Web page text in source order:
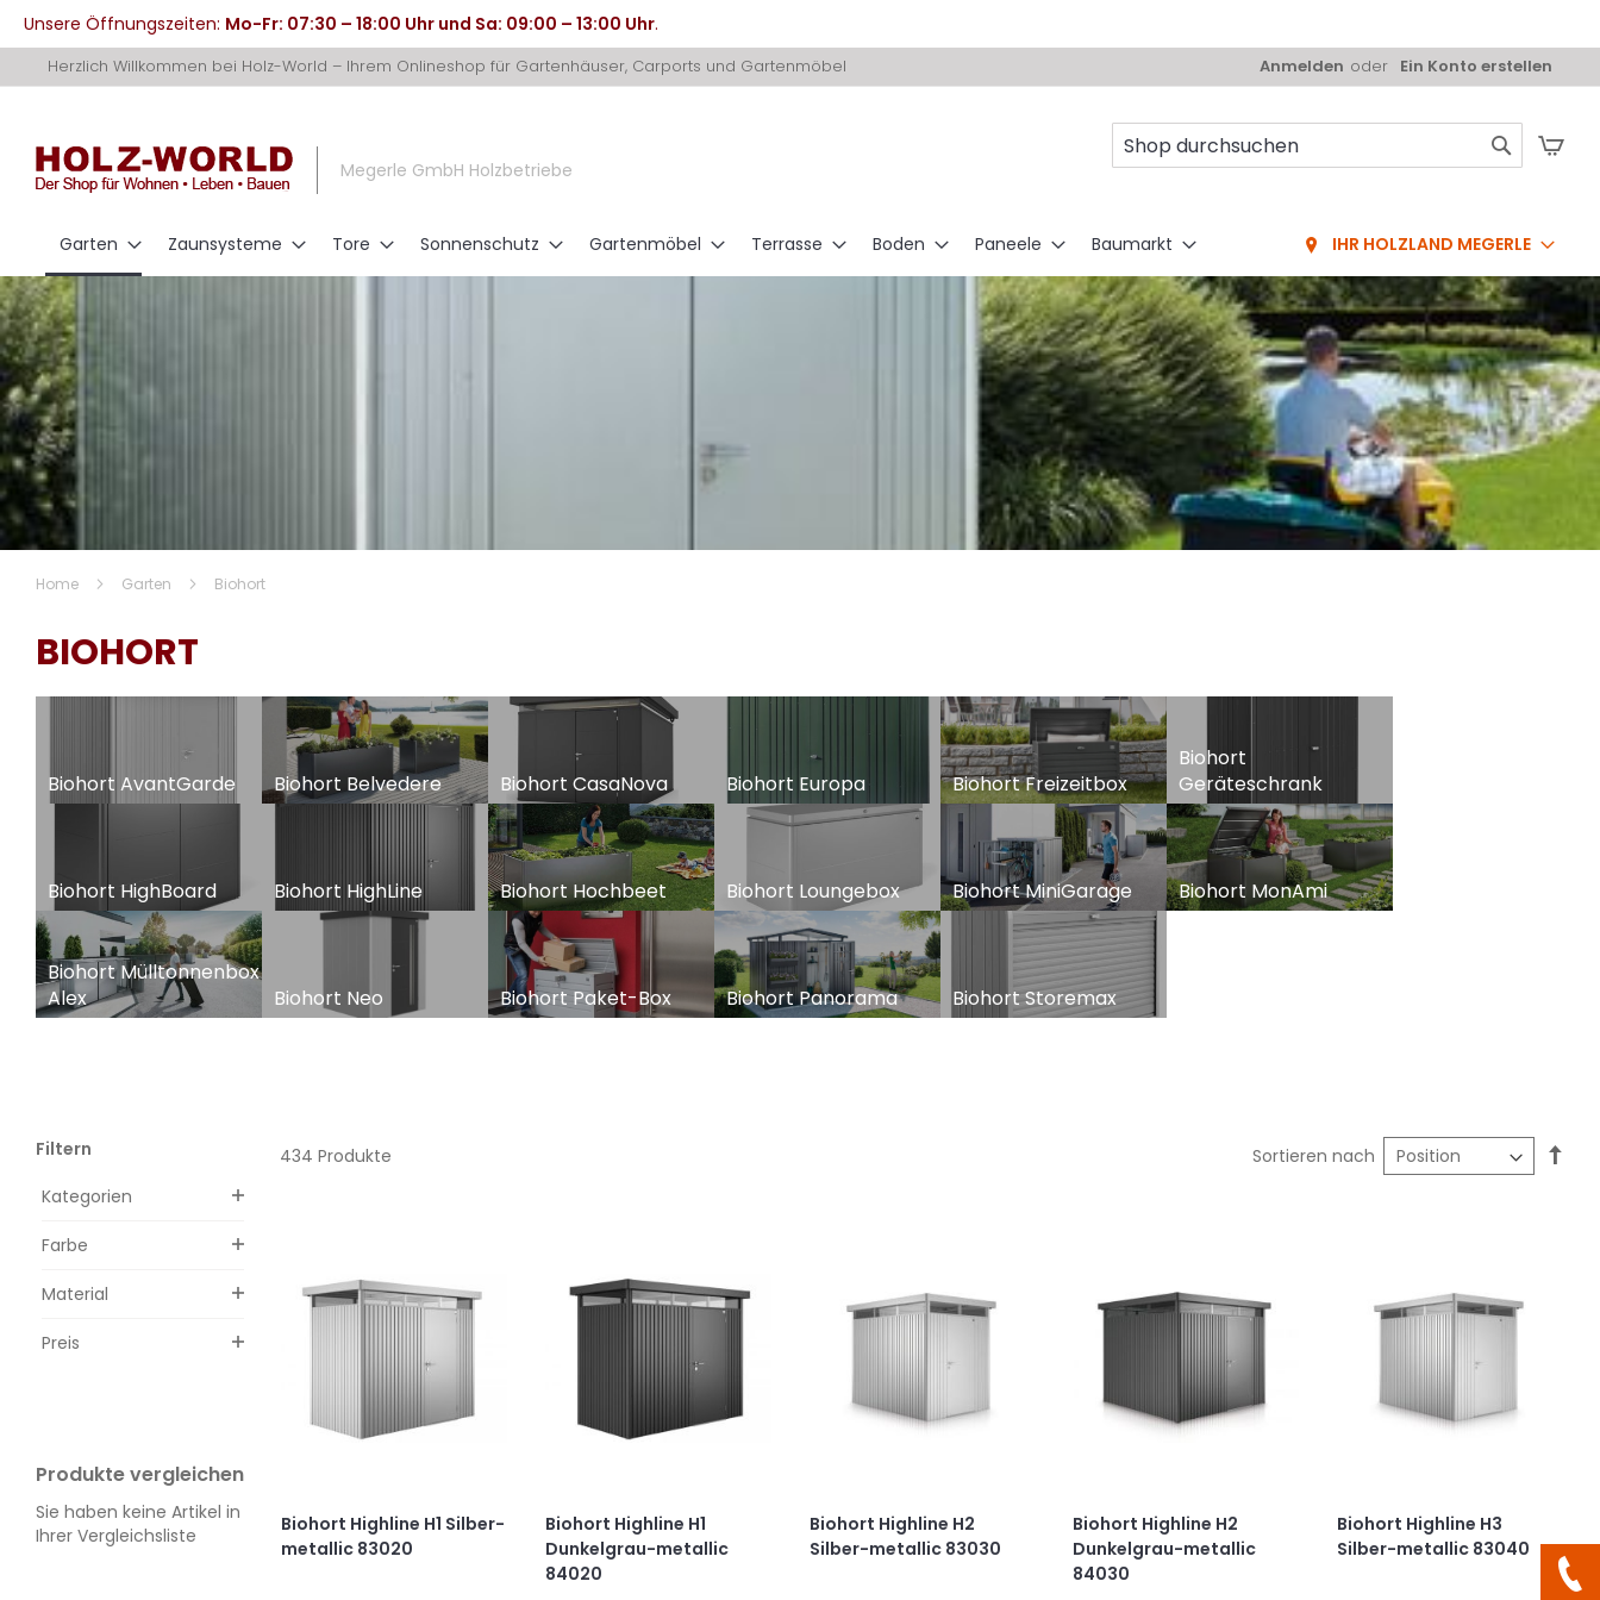
Unsere Öffnungszeiten: Mo-Fr: 07:30 – 18:00 Uhr und Sa: 09:00 – 13:00 Uhr.
zum
Herzlich Willkommen bei Holz-World – Ihrem Onlineshop für Gartenhäuser, Carports und Gartenmöbel Anmelden Ein Konto erstellen
Megerle GmbH Holzbetriebe
Garten Zaunsysteme Tore Sonnenschutz Gartenmöbel Terrasse Boden Paneele Baumarkt IHR HOLZLAND MEGERLE
Home Garten Biohort
BIOHORT
Biohort AvantGarde Biohort Belvedere Biohort CasaNova Biohort Europa Biohort Freizeitbox
Biohort
Geräteschrank
Biohort HighBoard Biohort HighLine Biohort Hochbeet Biohort Loungebox Biohort MiniGarage Biohort MonAmi
Biohort Mülltonnenbox
Alex
Biohort Neo Biohort Paket-Box Biohort Panorama Biohort Storemax
434 Produkte Sortieren nach
Biohort Highline H1 Silber-
metallic 83020
Biohort Highline H1
Dunkelgrau-metallic
84020
Biohort Highline H2
Silber-metallic 83030
Biohort Highline H2
Dunkelgrau-metallic
84030
Biohort Highline H3
Silber-metallic 83040
Filtern
Kategorien
Farbe
Material
Preis
Produkte vergleichen
Sie haben keine Artikel in
Ihrer Vergleichsliste